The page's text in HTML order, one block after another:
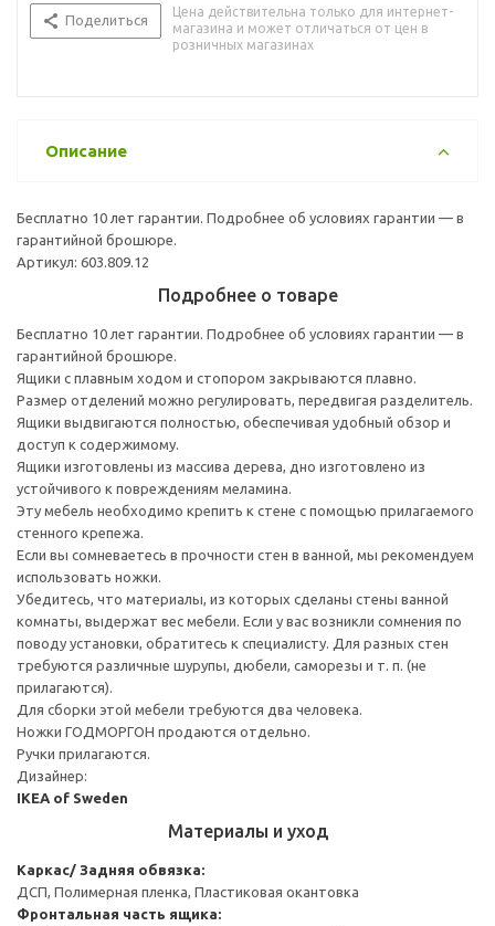
Поделиться
Цена действительна только для интернет-
магазина и может отличаться от цен в
розничных магазинах
Описание
Бесплатно 10 лет гарантии. Подробнее об условиях гарантии — в
гарантийной брошюре.
Артикул: 603.809.12
Подробнее о товаре
Бесплатно 10 лет гарантии. Подробнее об условиях гарантии — в
гарантийной брошюре.
Ящики с плавным ходом и стопором закрываются плавно.
Размер отделений можно регулировать, передвигая разделитель.
Ящики выдвигаются полностью, обеспечивая удобный обзор и
доступ к содержимому.
Ящики изготовлены из массива дерева, дно изготовлено из
устойчивого к повреждениям меламина.
Эту мебель необходимо крепить к стене с помощью прилагаемого
стенного крепежа.
Если вы сомневаетесь в прочности стен в ванной, мы рекомендуем
использовать ножки.
Убедитесь, что материалы, из которых сделаны стены ванной
комнаты, выдержат вес мебели. Если у вас возникли сомнения по
поводу установки, обратитесь к специалисту. Для разных стен
требуются различные шурупы, дюбели, саморезы и т. п. (не
прилагаются).
Для сборки этой мебели требуются два человека.
Ножки ГОДМОРГОН продаются отдельно.
Ручки прилагаются.
Дизайнер:
IKEA of Sweden
Материалы и уход
Каркас/ Задняя обвязка:
ДСП, Полимерная пленка, Пластиковая окантовка
Фронтальная часть ящика: